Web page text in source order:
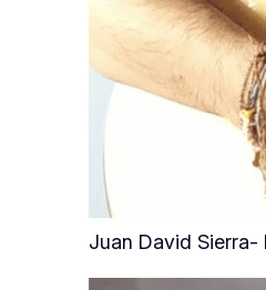
Juan David Sierra-